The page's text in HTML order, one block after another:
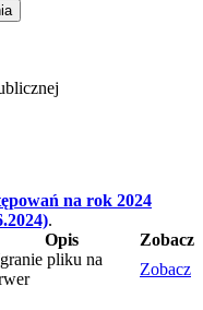
na rok 2024
.
Opis
Zobacz
pliku na
Zobacz